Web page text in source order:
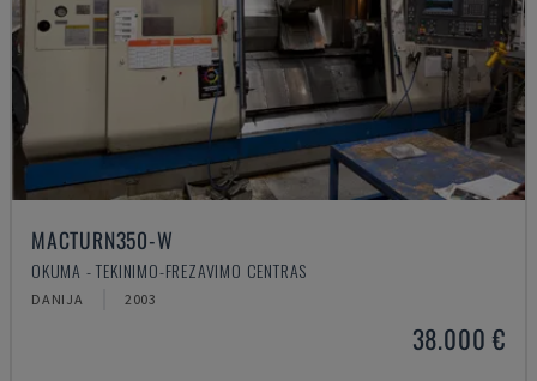
MACTURN350-W
OKUMA - TEKINIMO-FREZAVIMO CENTRAS
DANIJA 2003
38.000 €